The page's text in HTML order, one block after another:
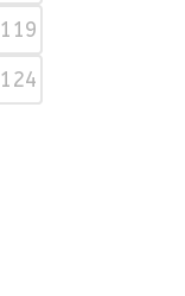
119
124